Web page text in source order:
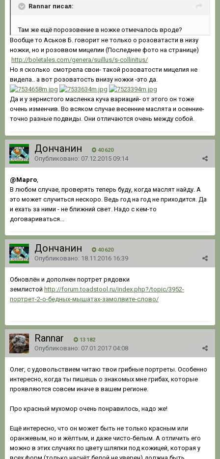
Rannar писал:
Там же ещё порозовение в ножке отмечалось вроде?
Вообще то Аськов Б. говорит не только о розоватасти в низу
ножки, но и розоввом мицелии (Последнее фото на странице)
http://boletales.com/genera/suillus/s-collinitus/
Но я сколько смотрела свои- такой розоватости мицелия не
видела.. а вот розоватость внизу ножки -это да.
Да и у зернистого масленка куча вариаций- от этого он тоже
очень изменчив. Во всяком случае весенние маслята и осенние-
точно разные подвиды. Они отличаются очень между собой.
Дончанин 40 620
Опубликовано: 07.12.2015 09:14
@Марго
В любом случае, проверять теперь буду, когда маслят найду. А
это может случиться нескоро. Ведь год на год не приходится. Да
и ехать за ними - не ближний свет. Надо с кем-то
договариваться...
Дончанин 40 620
Опубликовано: 18.11.2016 16:39
Обновлён и дополнен портрет рядовки
землистой http://forum.toadstool.ru/index.php?/topic/3952-
портрет-2-о-бедных-мышатах-замолвите-слово/
Rannar 13 182
Опубликовано: 07.01.2017 04:08
Олег, с удовольствием читаю твои грибные портреты. Особенно
интересно, когда ты пишешь о знакомых мне грибах, которые
проявляются совсем иначе в вашем регионе.
Про красный мухомор очень понравилось, надо же!
Ещё интересно, что он может быть не только красным или
оранжевым, но и жёлтым, и даже чисто-белым. А отличить его
можно в этих случаях по цвету шляпки под кожицей, которая у